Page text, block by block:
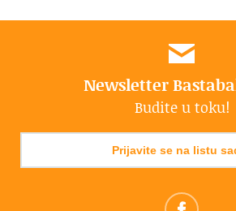
Newsletter
Budite u toku!
Prijavite se na listu